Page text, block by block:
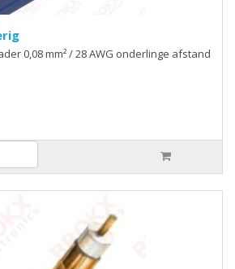
0,08 mm² / 28 AWG onderlinge afstand